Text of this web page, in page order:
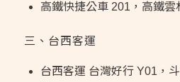
高鐵快捷公車 201，高鐵雲
三、台西客運
台西客運 台灣好行 Y01，